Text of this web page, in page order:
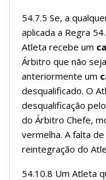
54.7.5 Se, a
aplicada a Regra
Atleta recebe um
Árbitro que não
anteriormente um
desqualificado. O
desqualificação
do Árbitro Chefe,
vermelha. A falta
reintegração do
54.10.8 Um Atleta